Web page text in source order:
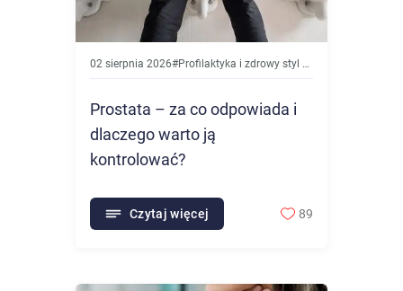
02 sierpnia 2026#Profilaktyka i zdrowy styl życia
Prostata – za co odpowiada i
dlaczego warto ją
kontrolować?
Czytaj więcej 89